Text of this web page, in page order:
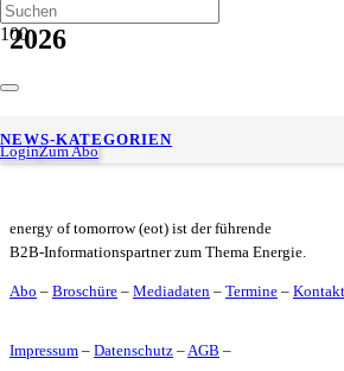
LoginZum Abo
NEWS-KATEGORIEN
2026
BayWa setzt mit neuen
für die strategische Ausrichtung
energy of tomorrow (eot) ist der führende
B2B-Informationspartner zum Thema Energie.
Abo – Broschüre – Mediadaten – Termine – Kontakt
Impressum – Datenschutz –AGB –